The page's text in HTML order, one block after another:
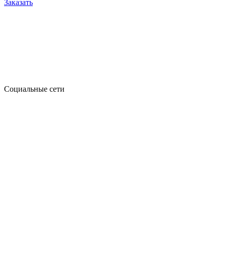
Заказать
Социальные сети